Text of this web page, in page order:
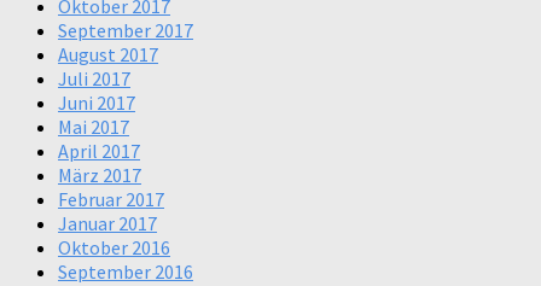
Oktober 2017
September 2017
August 2017
Juli 2017
Juni 2017
Mai 2017
April 2017
März 2017
Februar 2017
Januar 2017
Oktober 2016
September 2016